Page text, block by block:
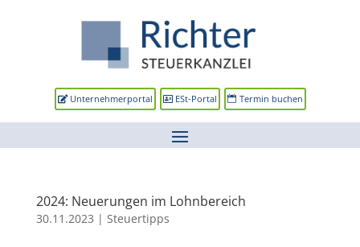
Unternehmerportal ESt-Portal Termin buchen
2024: Neuerungen im Lohnbereich
30.11.2023 | Steuertipps